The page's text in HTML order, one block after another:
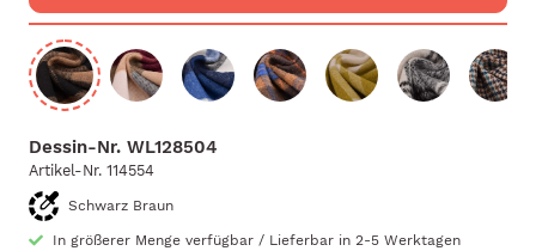
Dessin-Nr. WL128504
Artikel-Nr. 114554
Schwarz Braun
In größerer Menge verfügbar / Lieferbar in 2-5 Werktagen